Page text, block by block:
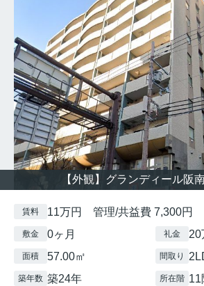
【外観】グランディール
賃料 11万円 管理/共益費 7,300円
敷金 0ヶ月 礼金 20
面積 57.00㎡ 間取り
築年数 築24年 所在階 11